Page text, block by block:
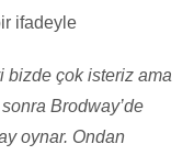
ifadeyle
bizde çok isteriz ama
Brodway’de
oynar. Ondan